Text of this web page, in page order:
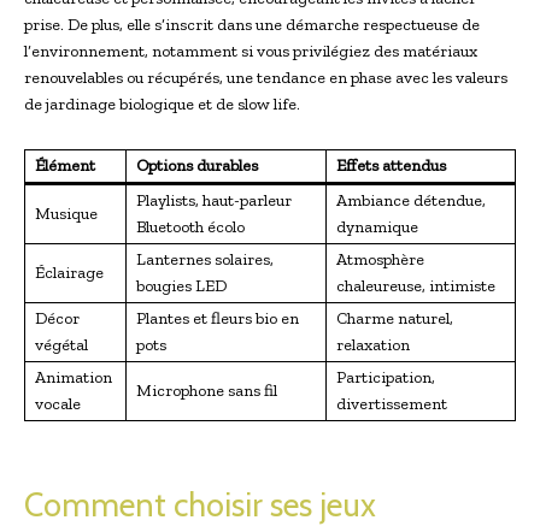
prise. De plus, elle s’inscrit dans une démarche respectueuse de
l’environnement, notamment si vous privilégiez des matériaux
renouvelables ou récupérés, une tendance en phase avec les valeurs
de jardinage biologique et de slow life.
Élément Options durables Effets attendus
Musique
Playlists, haut-parleur
Bluetooth écolo
Ambiance détendue,
dynamique
Éclairage
Lanternes solaires,
bougies LED
Atmosphère
chaleureuse, intimiste
Décor
végétal
Plantes et fleurs bio en
pots
Charme naturel,
relaxation
Animation
vocale
Microphone sans fil
Participation,
divertissement
Comment choisir ses jeux